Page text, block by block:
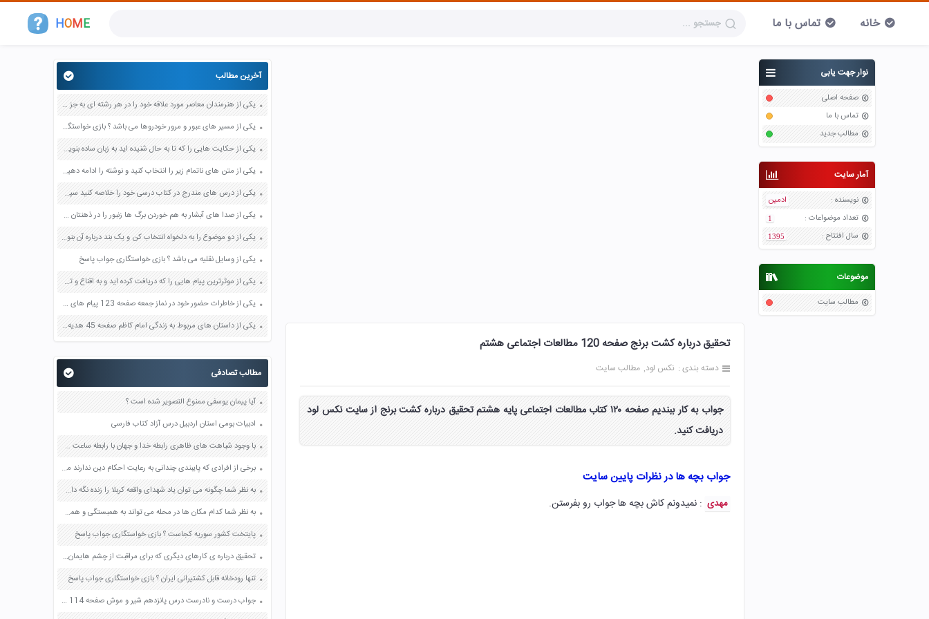
HOME خانه تماس با ما
نوار جهت یابی
صفحه اصلی
تماس با ما
مطالب جدید
آمار سایت
نویسنده :
ادمین
تعداد موضواعات :
1
سال افتتاح :
1395
موضوعات
مطالب سایت
تحقیق درباره کشت برنج صفحه 120 مطالعات اجتماعی هشتم
دسته بندی : نکس لود مطالب سایت
جواب به کار ببندیم صفحه ۱۲۰ کتاب مطالعات اجتماعی پایه هشتم تحقیق درباره کشت برنج از سایت نکس لود
دریافت کنید.
جواب بچه ها در نظرات پایین سایت
مهدی : نمیدونم کاش بچه ها جواب رو بفرستن.
آخرین مطالب
یکی از هنرمندان معاصر مورد علاقه خود را در هر رشته ای به جز عکاسی صفحه 69 فرهنگ و هنر نهم
یکی از مسیر های عبور و مرور خودروها می باشد ؟ بازی خواستگاری جواب پاسخ
یکی از حکایت هایی را که تا به حال شنیده اید به زبان ساده بنویسید صفحه 97 نگارش ششم دبستان
یکی از متن های ناتمام زیر را انتخاب کنید و نوشته را ادامه دهید صفحه 73 و 74 کتاب نگارش فارسی پنجم دبستان
یکی از درس های مندرج در کتاب درسی خود را خلاصه کنید سپس متن خلاصه شده را با بهره گیری از روش های دسته بندی نمودار جدول نقشه مفهومی نشان دهید صفحه 118 نگارش یازدهم
یکی از صدا های آبشار به هم خوردن برگ ها زنبور را در ذهنتان مجسم کنید و درباره آن یک بند بنویسید صفحه 11 نگارش پنجم
یکی از دو موضوع را به دلخواه انتخاب کن و یک بند درباره آن بنویس صفحه 35 کتاب نگارش فارسی سوم
یکی از وسایل نقلیه می باشد ؟ بازی خواستگاری جواب پاسخ
یکی از موثرترین پیام هایی را که دریافت کرده اید و به اقناع و تغییری جدی در شما منجر شده است برسی کنید و علت این تاثیر گذاری قابل توجه را بنویسید صفحه 52 تفکر و سواد رسانه ای دهم
یکی از خاطرات حضور خود در نماز جمعه صفحه 123 پیام های آسمان هفتم
یکی از داستان های مربوط به زندگی امام کاظم صفحه 45 هدیه های آسمان چهارم
مطالب تصادفی
آیا پیمان یوسفی ممنوع التصویر شده است ؟
ادبیات بومی استان اردبیل درس آزاد کتاب فارسی
با وجود شباهت های ظاهری رابطه خدا و جهان با رابطه ساعت ساز و ساعت تفاوت های این دو رابطه را بنویسید صفحه 14 دین و زندگی دوازدهم
برخی از افرادی که پایبندی چندانی به رعایت احکام دین ندارند می گویند ما به وجود این مجازات هایی که گفته می شود در قیامت و جهنم هست اعتقادی نداریم شما به این گونه افراد چه پاسخی می دهید صفحه 54 دین و زندگی دهم
به نظر شما چگونه می توان یاد شهدای واقعه کربلا را زنده نگه داشت؟ صفحه 100 فارسی هشتم
به نظر شما کدام مکان ها در محله می تواند به همبستگی و همکاری بیشتر بین افراد آن محله کمک کند؟ صفحه 6 مطالعات اجتماعی هشتم
پایتخت کشور سوریه کجاست ؟ بازی خواستگاری جواب پاسخ
تحقیق درباره ی کارهای دیگری که برای مراقبت از چشم هایمان باید انجام بدهیم صفحه 49 علوم پنجم
تنها رودخانه قابل کشتیرانی ایران ؟ بازی خواستگاری جواب پاسخ
جواب درست و نادرست درس پانزدهم شیر و موش صفحه 114 فارسی چهارم